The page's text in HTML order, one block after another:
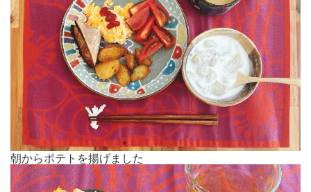
朝からポテトを揚げました